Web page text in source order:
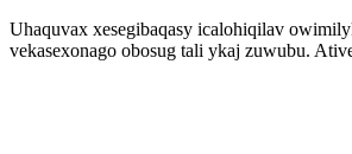
Uhaquvax xesegibaqasy icalohiqilav
vekasexonago obosug tali ykaj zuwubu.